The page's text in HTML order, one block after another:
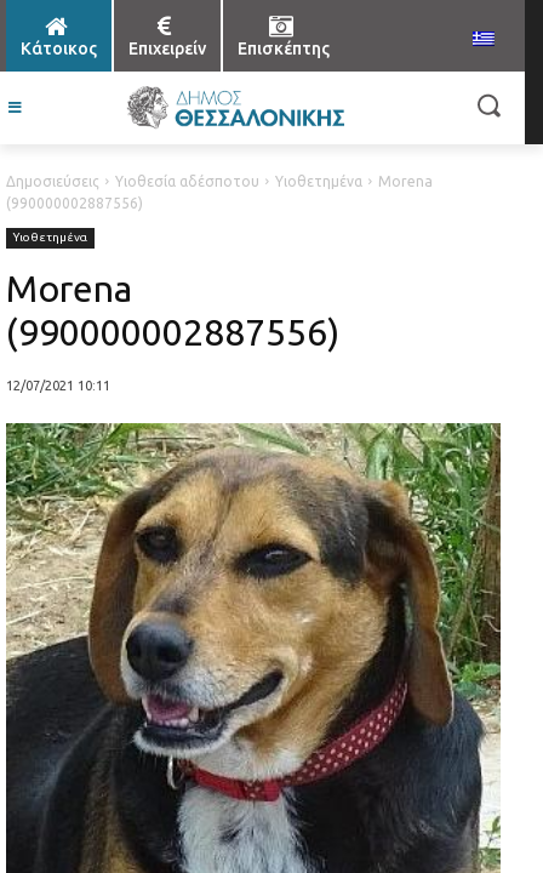
Κάτοικος Επιχειρείν Επισκέπτης
Δημοσιεύσεις Υιοθεσία αδέσποτου Υιοθετημένα
Morena
(990000002887556)
Υιοθετημένα
Morena
(990000002887556)
12/07/2021 10:11